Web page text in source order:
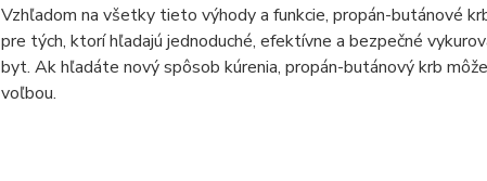
Vzhľadom na všetky tieto výhody a funkcie, propán-butánové
pre tých, ktorí hľadajú jednoduché, efektívne a bezpečné
byt. Ak hľadáte nový spôsob kúrenia, propán-butánový krb
voľbou.